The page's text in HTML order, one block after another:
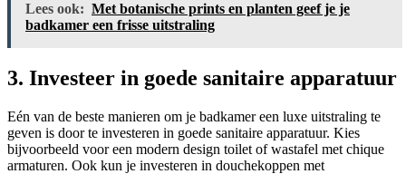
Lees ook: Met botanische prints en planten geef je je
badkamer een frisse uitstraling
3. Investeer in goede sanitaire apparatuur
Eén van de beste manieren om je badkamer een luxe uitstraling te
geven is door te investeren in goede sanitaire apparatuur. Kies
bijvoorbeeld voor een modern design toilet of wastafel met chique
armaturen. Ook kun je investeren in douchekoppen met